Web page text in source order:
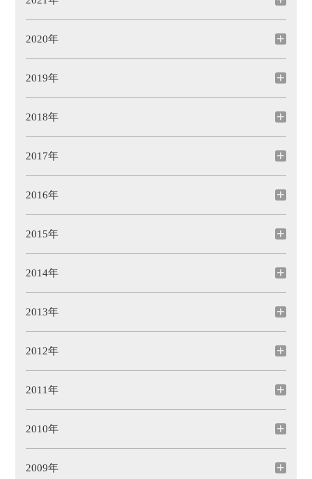
2020年
2019年
2018年
2017年
2016年
2015年
2014年
2013年
2012年
2011年
2010年
2009年